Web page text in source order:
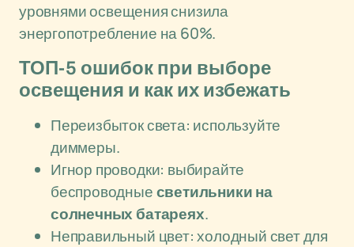
уровнями освещения снизила
энергопотребление на 60%.
ТОП-5 ошибок при выборе
освещения и как их избежать
Переизбыток света: используйте
диммеры.
Игнор проводки: выбирайте
беспроводныесветильники на
солнечных батареях.
Неправильный цвет: холодный свет для